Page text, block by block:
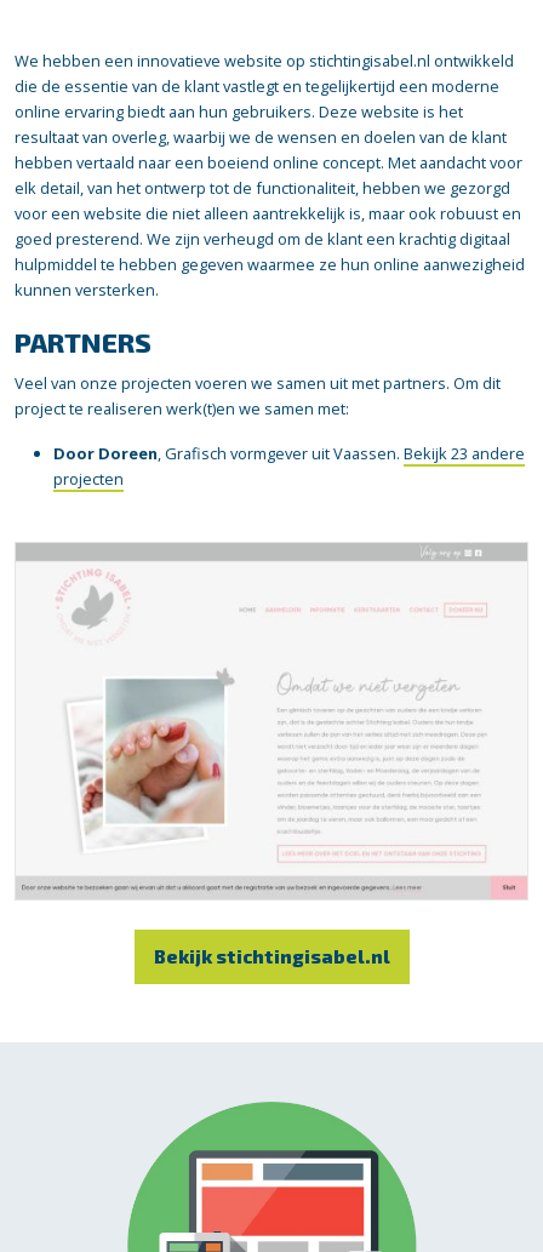
Bekijk stichtingisabel.nl
We hebben een innovatieve website op stichtingisabel.nl ontwikkeld
die de essentie van de klant vastlegt en tegelijkertijd een moderne
online ervaring biedt aan hun gebruikers. Deze website is het
resultaat van overleg, waarbij we de wensen en doelen van de klant
hebben vertaald naar een boeiend online concept. Met aandacht voor
elk detail, van het ontwerp tot de functionaliteit, hebben we gezorgd
voor een website die niet alleen aantrekkelijk is, maar ook robuust en
goed presterend. We zijn verheugd om de klant een krachtig digitaal
hulpmiddel te hebben gegeven waarmee ze hun online aanwezigheid
kunnen versterken.
PARTNERS
Veel van onze projecten voeren we samen uit met partners. Om dit
project te realiseren werk(t)en we samen met:
Door Doreen, Grafisch vormgever uit Vaassen. Bekijk 23 andere
projecten